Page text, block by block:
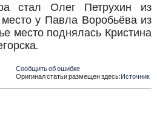
стал Олег Петрухин из
у Павла Воробьёва из
место поднялась Кристина
Сообщить об ошибке
Оригинал статьи размещен здесь:Источник